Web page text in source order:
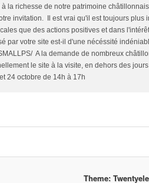
la richesse de notre patrimoine
invitation. Il est vrai qu'il est toujours plus
que des actions positives et dans
par votre site est-il d'une nécéssité
A la demande de nombreux
le site à la visite, en dehors des
24 octobre de 14h à 17h
Theme: